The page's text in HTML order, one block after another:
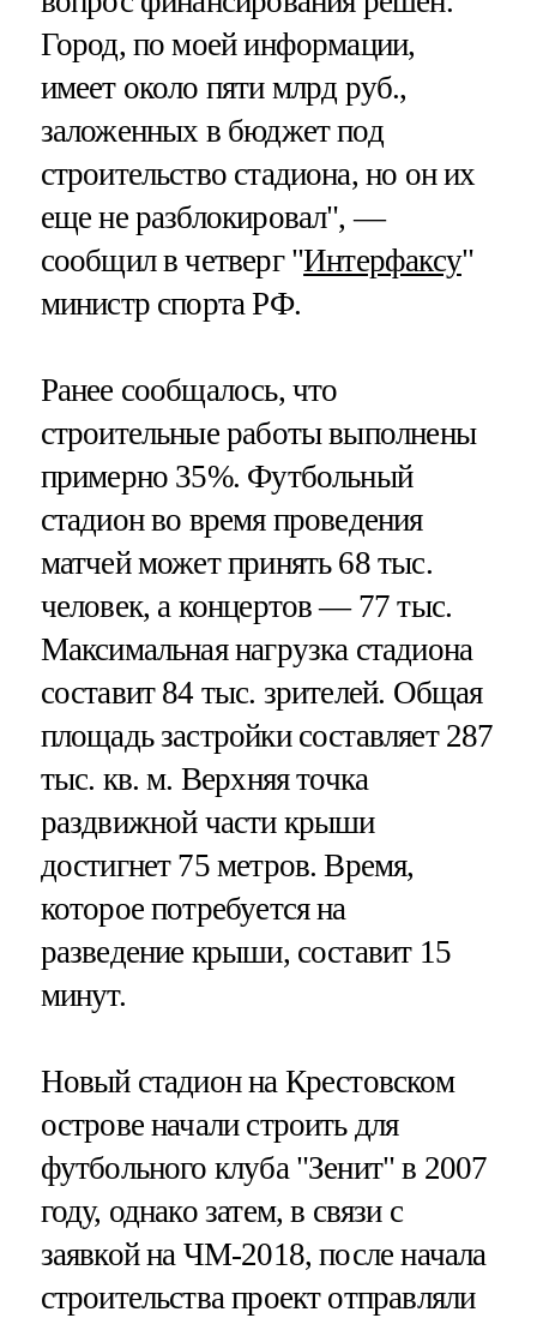
Город, по моей информации,
имеет около пяти млрд руб.,
заложенных в бюджет под
строительство стадиона, но он их
еще не разблокировал", —
сообщил в четверг "Интерфаксу"
министр спорта РФ.
Ранее сообщалось, что
строительные работы выполнены
примерно 35%. Футбольный
стадион во время проведения
матчей может принять 68 тыс.
человек, а концертов — 77 тыс.
Максимальная нагрузка стадиона
составит 84 тыс. зрителей. Общая
площадь застройки составляет 287
тыс. кв. м. Верхняя точка
раздвижной части крыши
достигнет 75 метров. Время,
которое потребуется на
разведение крыши, составит 15
минут.
Новый стадион на Крестовском
острове начали строить для
футбольного клуба "Зенит" в 2007
году, однако затем, в связи с
заявкой на ЧМ-2018, после начала
строительства проект отправляли